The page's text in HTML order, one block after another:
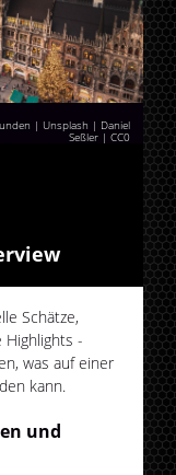
| Unsplash | Daniel
Seßler |CC0
Schätze,
Highlights -
was auf einer
kann.
und